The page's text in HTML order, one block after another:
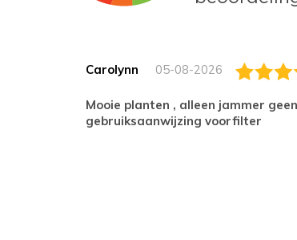
Carolynn 05-08-2026
Mooie planten , alleen jammer geen
gebruiksaanwijzing voorfilter